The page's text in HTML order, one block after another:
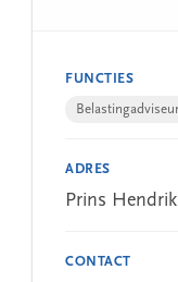
FUNCTIES
Belastingadviseur
ADRES
Prins
CONTACT